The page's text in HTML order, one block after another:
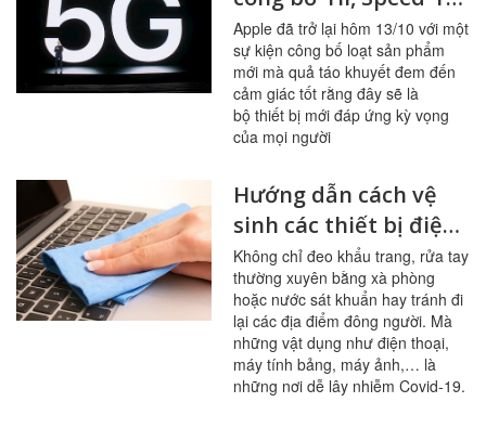
mắt 4 iphone 12 và
một số công nghệ mới
Apple đã trở lại hôm 13/10 với một
sự kiện công bố loạt sản phẩm
mới mà quả táo khuyết đem đến
cảm giác tốt rằng đây sẽ là
bộ thiết bị mới đáp ứng kỳ vọng
của mọi người
Hướng dẫn cách vệ
sinh các thiết bị điện
tử phòng dịch bệnh
Không chỉ đeo khẩu trang, rửa tay
thường xuyên bằng xà phòng
hoặc nước sát khuẩn hay tránh đi
lại các địa điểm đông người. Mà
những vật dụng như điện thoại,
máy tính bảng, máy ảnh,… là
những nơi dễ lây nhiễm Covid-19.